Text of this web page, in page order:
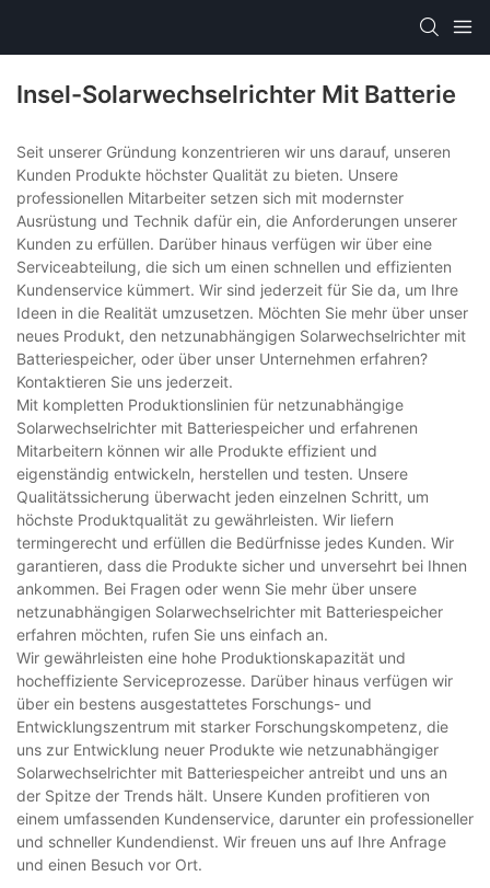
Insel-Solarwechselrichter Mit Batterie
Seit unserer Gründung konzentrieren wir uns darauf, unseren
Kunden Produkte höchster Qualität zu bieten. Unsere
professionellen Mitarbeiter setzen sich mit modernster
Ausrüstung und Technik dafür ein, die Anforderungen unserer
Kunden zu erfüllen. Darüber hinaus verfügen wir über eine
Serviceabteilung, die sich um einen schnellen und effizienten
Kundenservice kümmert. Wir sind jederzeit für Sie da, um Ihre
Ideen in die Realität umzusetzen. Möchten Sie mehr über unser
neues Produkt, den netzunabhängigen Solarwechselrichter mit
Batteriespeicher, oder über unser Unternehmen erfahren?
Kontaktieren Sie uns jederzeit.
Mit kompletten Produktionslinien für netzunabhängige
Solarwechselrichter mit Batteriespeicher und erfahrenen
Mitarbeitern können wir alle Produkte effizient und
eigenständig entwickeln, herstellen und testen. Unsere
Qualitätssicherung überwacht jeden einzelnen Schritt, um
höchste Produktqualität zu gewährleisten. Wir liefern
termingerecht und erfüllen die Bedürfnisse jedes Kunden. Wir
garantieren, dass die Produkte sicher und unversehrt bei Ihnen
ankommen. Bei Fragen oder wenn Sie mehr über unsere
netzunabhängigen Solarwechselrichter mit Batteriespeicher
erfahren möchten, rufen Sie uns einfach an.
Wir gewährleisten eine hohe Produktionskapazität und
hocheffiziente Serviceprozesse. Darüber hinaus verfügen wir
über ein bestens ausgestattetes Forschungs- und
Entwicklungszentrum mit starker Forschungskompetenz, die
uns zur Entwicklung neuer Produkte wie netzunabhängiger
Solarwechselrichter mit Batteriespeicher antreibt und uns an
der Spitze der Trends hält. Unsere Kunden profitieren von
einem umfassenden Kundenservice, darunter ein professioneller
und schneller Kundendienst. Wir freuen uns auf Ihre Anfrage
und einen Besuch vor Ort.